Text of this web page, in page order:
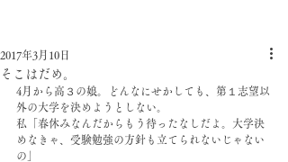
そこはだめ。
2017年3月10日
4月から高３の娘。どんなにせかしても、第１志望以
外の大学を決めようとしない。
私「春休みなんだからもう待ったなしだよ。大学決
めなきゃ、受験勉強の方針も立てられないじゃない
の」